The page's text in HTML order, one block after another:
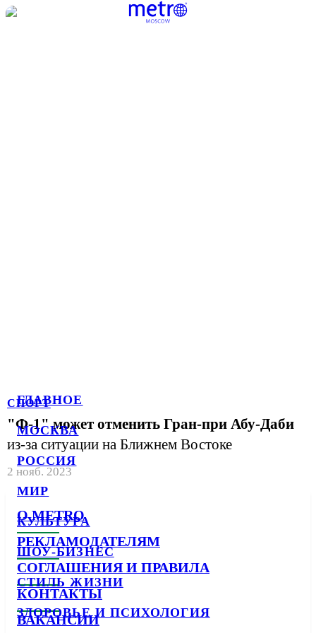
ГЛАВНОЕ
МОСКВА
РОССИЯ
МИР
КУЛЬТУРА
ШОУ-БИЗНЕС
СТИЛЬ ЖИЗНИ
ЗДОРОВЬЕ И ПСИХОЛОГИЯ
СПОРТ
"Ф-1" может отменить Гран-при Абу-Даби
из-за ситуации на Ближнем Востоке
2 нояб. 2023
О METRO
РЕКЛАМОДАТЕЛЯМ
СОГЛАШЕНИЯ И ПРАВИЛА
КОНТАКТЫ
ВАКАНСИИ